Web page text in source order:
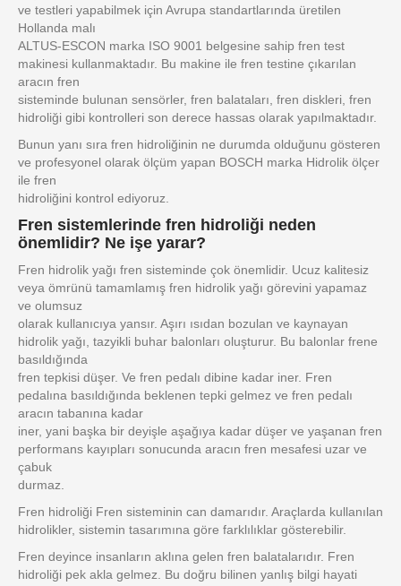
ve testleri yapabilmek için Avrupa standartlarında üretilen
Hollanda malı
ALTUS-ESCON marka ISO 9001 belgesine sahip fren test
makinesi kullanmaktadır. Bu makine ile fren testine çıkarılan
aracın fren
sisteminde bulunan sensörler, fren balataları, fren diskleri, fren
hidroliği gibi kontrolleri son derece hassas olarak yapılmaktadır.
Bunun yanı sıra fren hidroliğinin ne durumda olduğunu gösteren
ve profesyonel olarak ölçüm yapan BOSCH marka Hidrolik ölçer
ile fren
hidroliğini kontrol ediyoruz.
Fren sistemlerinde fren hidroliği neden
önemlidir? Ne işe yarar?
Fren hidrolik yağı fren sisteminde çok önemlidir. Ucuz kalitesiz
veya ömrünü tamamlamış fren hidrolik yağı görevini yapamaz
ve olumsuz
olarak kullanıcıya yansır. Aşırı ısıdan bozulan ve kaynayan
hidrolik yağı, tazyikli buhar balonları oluşturur. Bu balonlar frene
basıldığında
fren tepkisi düşer. Ve fren pedalı dibine kadar iner. Fren
pedalına basıldığında beklenen tepki gelmez ve fren pedalı
aracın tabanına kadar
iner, yani başka bir deyişle aşağıya kadar düşer ve yaşanan fren
performans kayıpları sonucunda aracın fren mesafesi uzar ve
çabuk
durmaz.
Fren hidroliği Fren sisteminin can damarıdır. Araçlarda kullanılan
hidrolikler, sistemin tasarımına göre farklılıklar gösterebilir.
Fren deyince insanların aklına gelen fren balatalarıdır. Fren
hidroliği pek akla gelmez. Bu doğru bilinen yanlış bilgi hayati